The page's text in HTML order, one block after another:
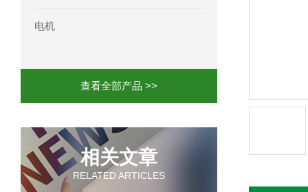
mini motor电机MC230P3T 20- B参数
AC-motoren交流电机FCA 132S-4/
AC-motoren交流电机ACM 160M-4参
电机
查看全部产品 >>
相关文章
RELATED ARTICLES